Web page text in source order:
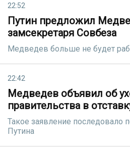
22:52
Путин предложил
замсекретаря Совбеза
Медведев больше не будет
22:42
Медведев объявил об
правительства в
Такое заявление последовало
Путина